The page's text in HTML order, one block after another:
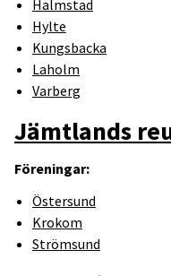
Halmstad
Hylte
Kungsbacka
Laholm
Varberg
Jämtlands
Föreningar:
Östersund
Krokom
Strömsund